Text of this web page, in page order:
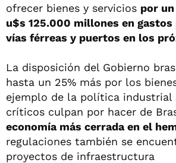
ofrecer bienes y servicios por
u$s 125.000 millones en
vías férreas y puertos en los
La disposición del Gobierno
hasta un 25% más por los
ejemplo de la política industrial
críticos culpan por hacer de
economía más cerrada en el
regulaciones también se
proyectos de infraestructura